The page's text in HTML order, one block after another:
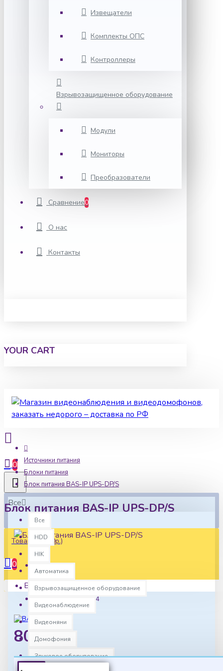
Извещатели
Комплекты ОПС
Контроллеры
Взрывозащищенное оборудование
Модули
Мониторы
Преобразователи
Сравнение0
О нас
Контакты
YOUR CART
0
Все
Все
HDD
HIK
Автоматика
Взрывозащищенное оборудование
Видеонаблюдение
Видеоняни
Домофония
Звуковое оборудование
Товаров: 0 (0р.)
0
Ваша корзина пуста!
Источники питания
Блоки питания
Блок питания BAS-IP UPS-DP/S
Блок питания BAS-IP UPS-DP/S
8052р.
Наличие:
В наличии
trgar1294